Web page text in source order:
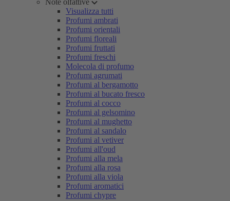
Note olfattive
Visualizza tutti
Profumi ambrati
Profumi orientali
Profumi floreali
Profumi fruttati
Profumi freschi
Molecola di profumo
Profumi agrumati
Profumi al bergamotto
Profumi al bucato fresco
Profumi al cocco
Profumi al gelsomino
Profumi al mughetto
Profumi al sandalo
Profumi al vetiver
Profumi all'oud
Profumi alla mela
Profumi alla rosa
Profumi alla viola
Profumi aromatici
Profumi chypre